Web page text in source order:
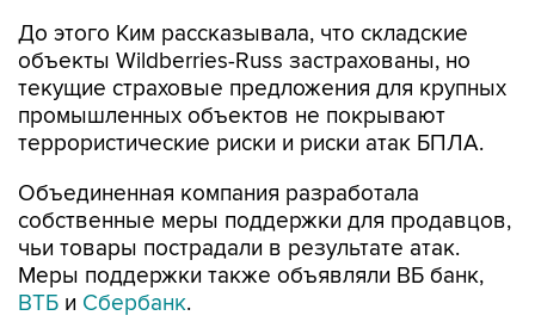
До этого Ким рассказывала, что складские
объекты Wildberries-Russ застрахованы, но
текущие страховые предложения для крупных
промышленных объектов не покрывают
террористические риски и риски атак БПЛА.
Объединенная компания разработала
собственные меры поддержки для продавцов,
чьи товары пострадали в результате атак.
Меры поддержки также объявляли ВБ банк,
ВТБ и Сбербанк.